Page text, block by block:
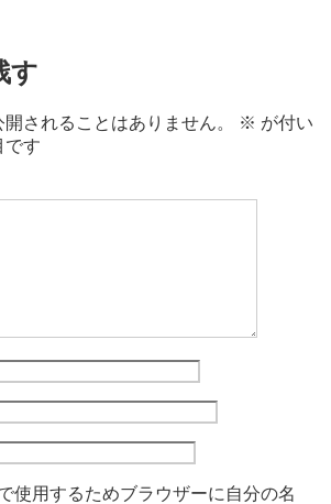
す
されることはありません。 ※ が付い
です
使用するためブラウザーに自分の名